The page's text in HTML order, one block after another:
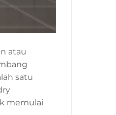
atau
satu
memulai